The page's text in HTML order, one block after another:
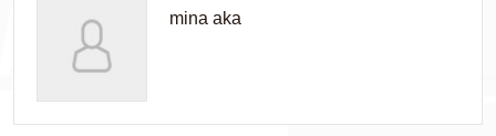
mina aka